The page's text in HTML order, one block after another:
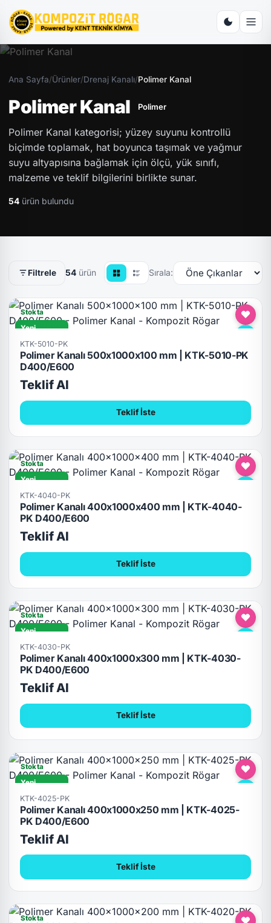
Ana Sayfa/Ürünler/Drenaj Kanalı/Polimer Kanal
Polimer Kanal Polimer
Polimer Kanal kategorisi; yüzey suyunu kontrollü
biçimde toplamak, hat boyunca taşımak ve yağmur
suyu altyapısına bağlamak için ölçü, yük sınıfı,
malzeme ve teklif bilgilerini birlikte sunar.
54 ürün bulundu
Filtrele 54 ürün Sırala:
Stokta
Yeni
D400/E600
KTK-5010-PK
Polimer Kanalı 500x1000x100 mm | KTK-5010-PK
D400/E600
Teklif Al
Teklif İste
Stokta
Yeni
D400/E600
KTK-4040-PK
Polimer Kanalı 400x1000x400 mm | KTK-4040-
PK D400/E600
Teklif Al
Teklif İste
Stokta
Yeni
D400/E600
KTK-4030-PK
Polimer Kanalı 400x1000x300 mm | KTK-4030-
PK D400/E600
Teklif Al
Teklif İste
Stokta
Yeni
D400/E600
KTK-4025-PK
Polimer Kanalı 400x1000x250 mm | KTK-4025-
PK D400/E600
Teklif Al
Teklif İste
Stokta